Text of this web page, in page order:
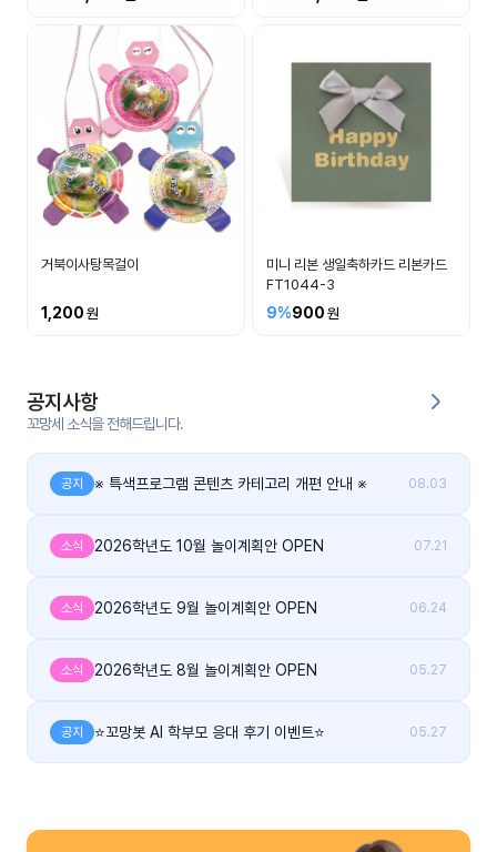
공지
사항
이벤
들의
후기
게시
그
거북이사탕목걸이
1,200
미니 리본 생일축하카드 리본카드
FT1044-3
9%900
공지사항
꼬망세 소식을 전해드립니다.
공지 ※ 특색프로그램 콘텐츠 카테고리 개편 안내 ※ 08.03
소식 2026학년도 10월 놀이계획안 OPEN 07.21
소식 2026학년도 9월 놀이계획안 OPEN 06.24
소식 2026학년도 8월 놀이계획안 OPEN 05.27
공지 ⭐꼬망봇 AI 학부모 응대 후기 이벤트⭐ 05.27